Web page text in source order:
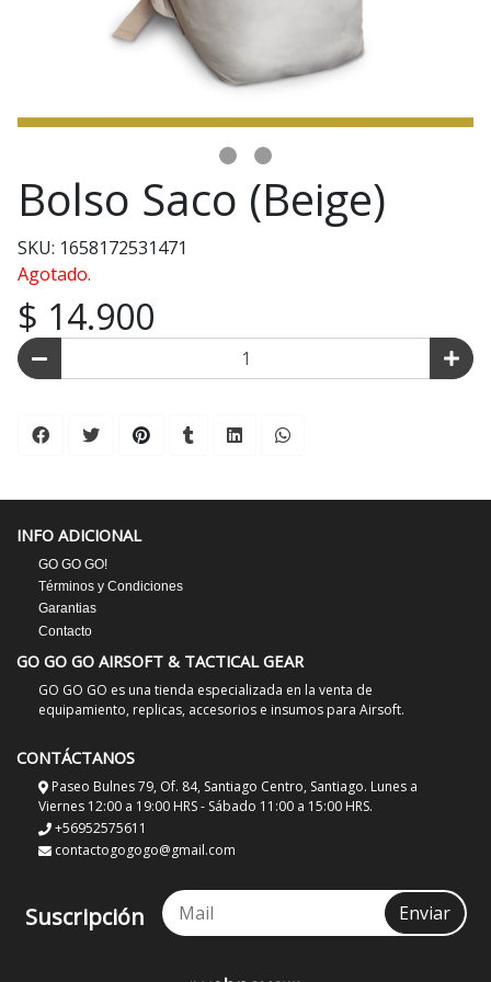
Bolso Saco (Beige)
SKU: 1658172531471
Agotado.
$ 14.900
INFO ADICIONAL
GO GO GO!
Términos y Condiciones
Garantias
Contacto
GO GO GO AIRSOFT & TACTICAL GEAR
GO GO GO es una tienda especializada en la venta de
equipamiento, replicas, accesorios e insumos para Airsoft.
CONTÁCTANOS
Paseo Bulnes 79, Of. 84, Santiago Centro, Santiago. Lunes a
Viernes 12:00 a 19:00 HRS - Sábado 11:00 a 15:00 HRS.
+56952575611
contactogogogo@gmail.com
Suscripción Enviar